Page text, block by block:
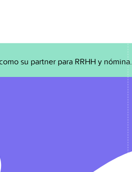
su partner para RRHH y nómina.